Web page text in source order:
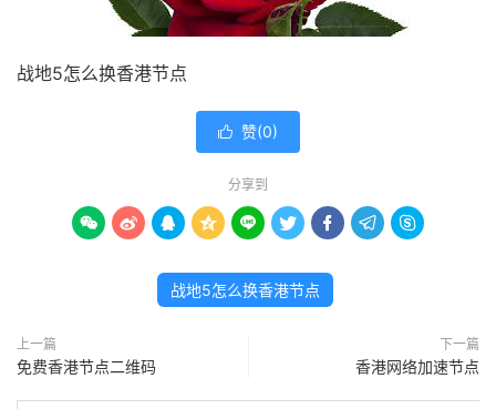
战地5怎么换香港节点
 赞(0)
分享到
        
战地5怎么换香港节点
上一篇
免费香港节点二维码
下一篇
香港网络加速节点